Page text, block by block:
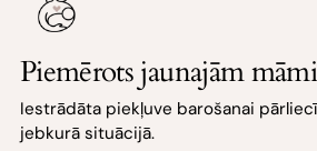
Piemērots jaunajām
Iestrādāta piekļuve barošanai
jebkurā situācijā.